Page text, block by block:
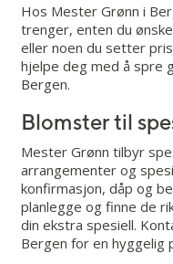
Hos Mester Grønn i
trenger, enten du
eller noen du setter
hjelpe deg med å spre
Bergen.
Blomster til
Mester Grønn tilbyr
arrangementer og
konfirmasjon, dåp og
planlegge og finne de
din ekstra spesiell.
Bergen for en hyggelig